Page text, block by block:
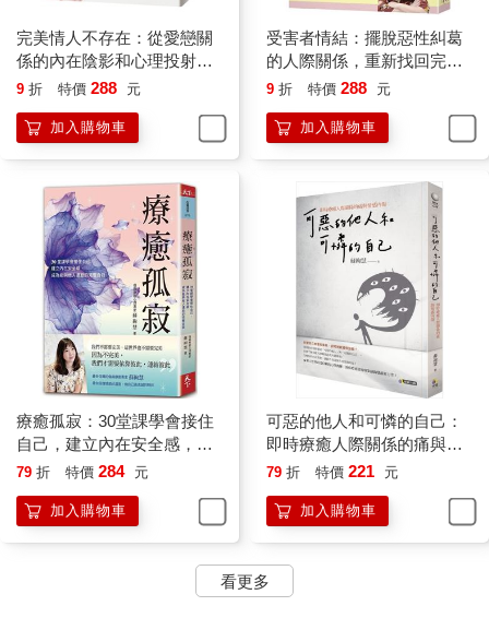
當行為所造成。」也就是說，若是法律上所指稱的「被害人」都
是基於現行刑事法律認定下的各種損害，有具體事證，也有可追
訴的特定「加害人」為對象。
切人事物，並且沒有特定對象的沿展及移置到任何所接觸到的對
象，只要那位人士並沒有照著他所期待的反應，包括：索求給
予、要脅滿足、順應同情，並將他視為唯一重要的對象關注及滿
足，就會遭遇強烈的情緒攻擊，並以劇烈的情緒痛苦做為控訴的
工具，指責別人壓迫傷害，同時自憐式的把自己說成這世界唯一
最可憐，也是最不幸之人。
具有受害者情結的人，行事風格特點是他們會在生活中，反覆的
把自己推向痛苦邊緣，哪裡有痛苦就往哪裡鑽。並且，會無意識
地把這種痛苦傳染給他身邊的每一個人。受害者情結的人，由於
內心十分的空虛和恐懼，他們幾乎所有的注意力，都在自己的空
虛和恐懼上，並且被一種莫名的焦慮和無助支配，因此，長期處
於這種情結的人容易罹患抑鬱症、身心症，也常陷於絕望感中，
嚴重的甚至有自虐傾向和輕生傾向。
無助感、自卑感、消極性、敵意，所形成的應對人生處境的方
式，其本質上是一種逃避心理，不願意面對自己生命的真實處
境，包括承擔所面臨的生活挑戰及各種問題。
完美情人不存在：從愛戀關
係的內在陰影和心理投射中
覺醒，破除愛情幻覺
9 折 特價 288 元
加入購物車
受害者情結：擺脫惡性糾葛
的人際關係，重新找回完整
的自己！
9 折 特價 288 元
加入購物車
療癒孤寂：30堂課學會接住
自己，建立內在安全感，成
為能與他人連結的完整自我
79 折 特價 284 元
加入購物車
可惡的他人和可憐的自己：
即時療癒人際關係的痛與情
感內傷
79 折 特價 221 元
加入購物車
看更多